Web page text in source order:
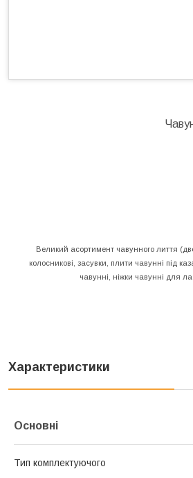
Великий асортимент чавунного лиття
колосникові, засувки, плити чавунні під
чавунні, ніжки чавунні для
Характеристики
Основні
Тип комплектуючого